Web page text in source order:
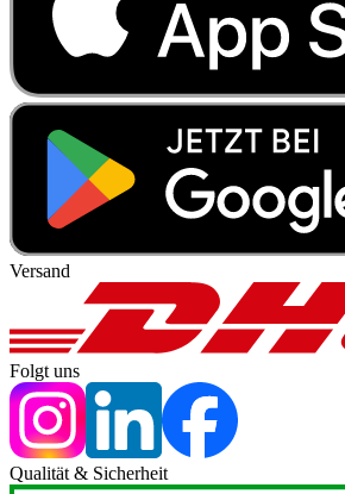
Versand
Folgt uns
Qualität & Sicherheit